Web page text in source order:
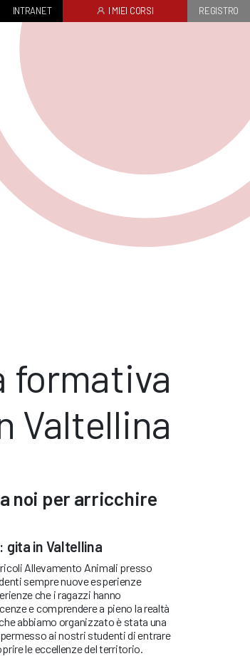
INTRANET I MIEI CORSI REGISTRO
formativa
Valtellina
noi per arricchire
gita in Valtellina
Allevamento Animali presso
sempre nuove esperienze
che i ragazzi hanno
e comprendere a pieno la realtà
abbiamo organizzato è stata una
ai nostri studenti di entrare
le eccellenze del territorio.